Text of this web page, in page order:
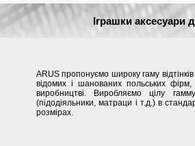
Іграшки аксесуари
ARUS пропонуємо широку гаму
відомих і шанованих польських фірм,
виробництві. Виробляємо цілу
(підодiяльники, матраци і т.д.) в
розмірах.